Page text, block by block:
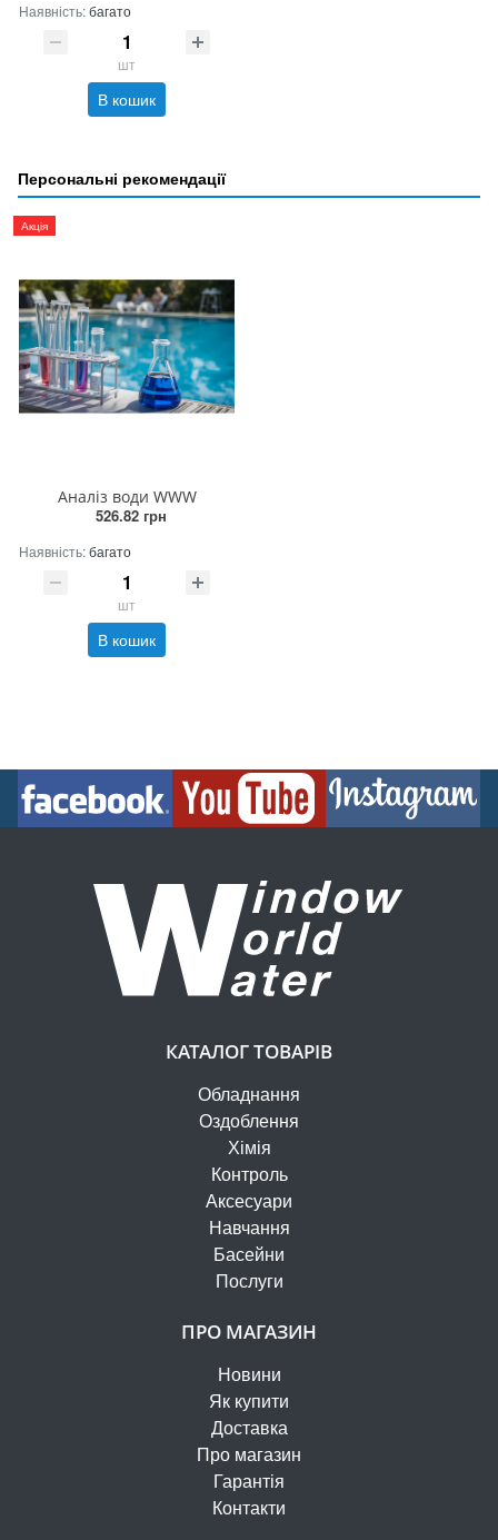
Наявність:багато
шт
В кошик
Персональні рекомендації
Акція
Аналіз води WWW
526.82 грн
Наявність:багато
шт
В кошик
КАТАЛОГ ТОВАРІВ
Обладнання
Оздоблення
Хімія
Контроль
Аксесуари
Навчання
Басейни
Послуги
ПРО МАГАЗИН
Новини
Як купити
Доставка
Про магазин
Гарантія
Контакти